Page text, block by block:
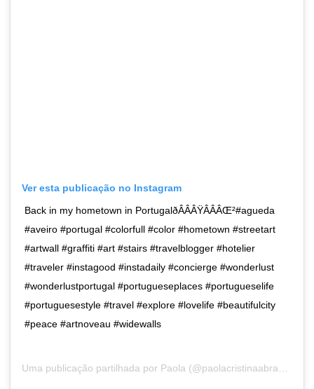
Ver esta publicação no Instagram
Back in my hometown in PortugalðÂÂÂŸÂÂÂŒ²#agueda
#aveiro #portugal #colorfull #color #hometown #streetart
#artwall #graffiti #art #stairs #travelblogger #hotelier
#traveler #instagood #instadaily #concierge #wonderlust
#wonderlustportugal #portugueseplaces #portugueselife
#portuguesestyle #travel #explore #lovelife #beautifulcity
#peace #artnoveau #widewalls
Uma publicação partilhada por Paola (@paolacristinaabrantes) a13 de Dez, 2019 às 12:37 PST